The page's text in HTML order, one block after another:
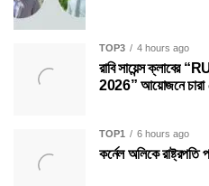
TOP3 4 hours ago
রাবি সায়েন্স
2026” আয়োজনে চারা
TOP1 6 hours ago
কর্নেল অলিকে রাষ্ট্রপতি